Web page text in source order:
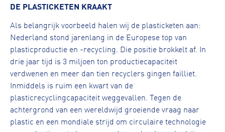
DE PLASTICKETEN KRAAKT
Als belangrijk voorbeeld halen wij de plasticketen aan:
Nederland stond jarenlang in de Europese top van
plasticproductie en -recycling. Die positie brokkelt af. In
drie jaar tijd is 3 miljoen ton productiecapaciteit
verdwenen en meer dan tien recyclers gingen failliet.
Inmiddels is ruim een kwart van de
plasticrecyclingcapaciteit weggevallen. Tegen de
achtergrond van een wereldwijd groeiende vraag naar
plastic en een mondiale strijd om circulaire technologie